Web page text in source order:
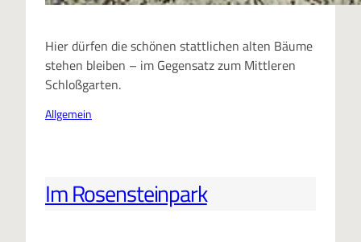
Hier dürfen die schönen stattlichen alten Bäume
stehen bleiben – im Gegensatz zum Mittleren
Schloßgarten.
Allgemein
Im Rosensteinpark